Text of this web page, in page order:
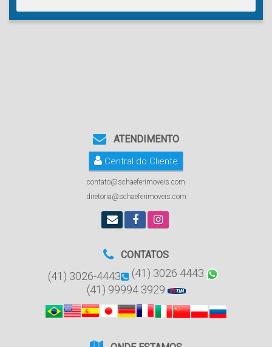
ATENDIMENTO
Central do Cliente
contato@schaeferimoveis.com
diretoria@schaeferimoveis.com
CONTATOS
(41) 3026-4443
(41) 3026 4443
(41) 99994 3929